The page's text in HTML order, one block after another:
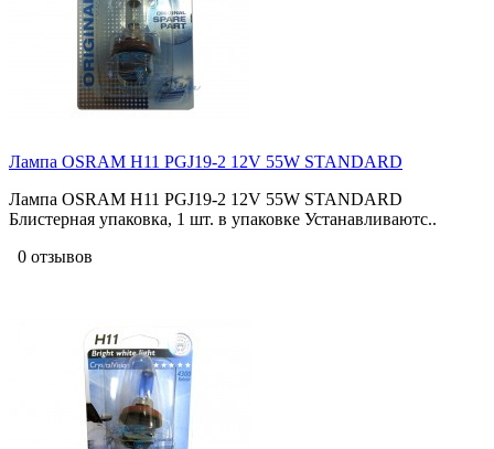
Лампа OSRAM H11 PGJ19-2 12V 55W STANDARD
Лампа OSRAM H11 PGJ19-2 12V 55W STANDARD
Блистерная упаковка, 1 шт. в упаковке Устанавливаютс..
0 отзывов